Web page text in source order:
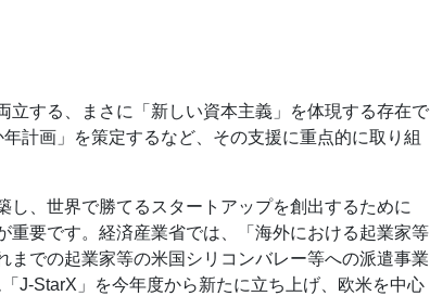
する、まさに「新しい資本主義」を体現する存在で
計画」を策定するなど、その支援に重点的に取り組
、世界で勝てるスタートアップを創出するために
要です。経済産業省では、「海外における起業家等
での起業家等の米国シリコンバレー等への派遣事業
J-StarX」を今年度から新たに立ち上げ、欧米を中心